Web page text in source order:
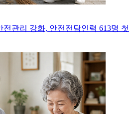
전관리 강화, 안전전담인력 613명 첫